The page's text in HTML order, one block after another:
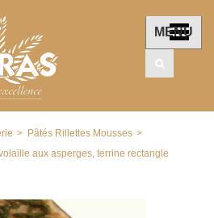
MENU
> Pâtés Rillettes Mousses >
aux asperges, terrine rectangle